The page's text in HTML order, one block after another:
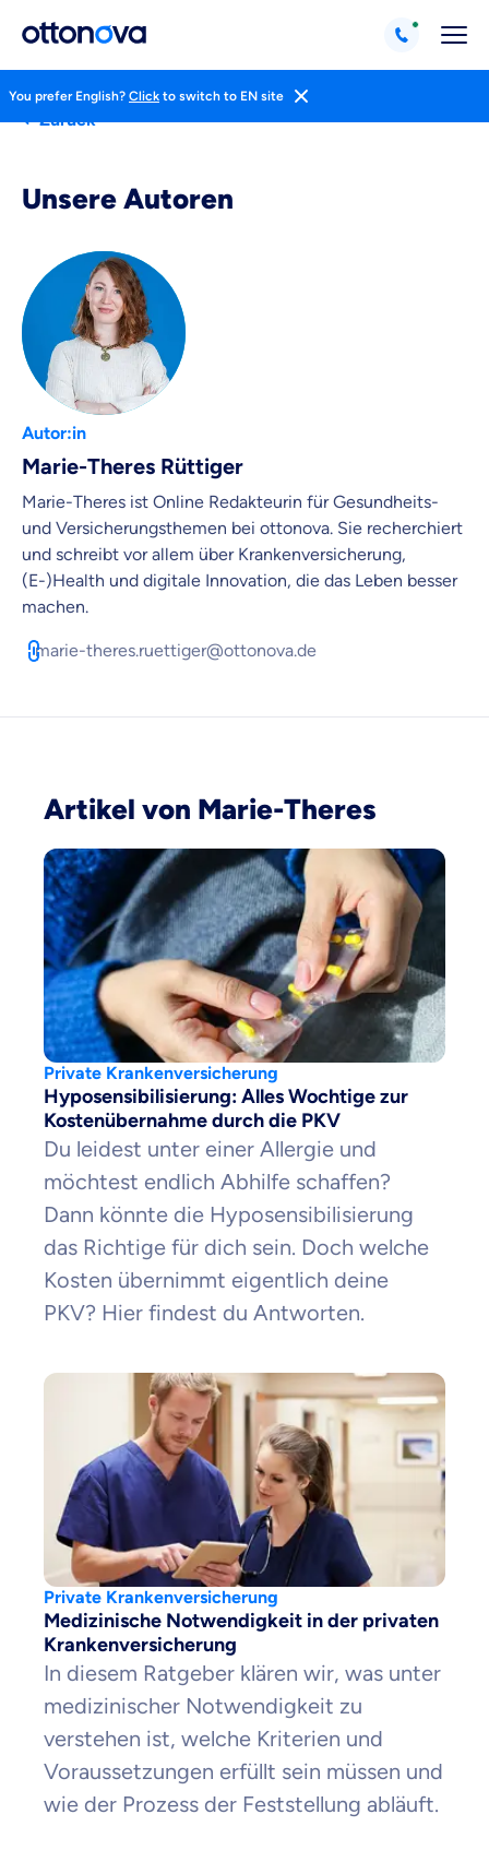
You prefer English? Click to switch to EN site
Zurück
Unsere Autoren
Autor:in
Marie-Theres Rüttiger
Marie-Theres ist Online Redakteurin für Gesundheits-
und Versicherungsthemen bei ottonova. Sie recherchiert
und schreibt vor allem über Krankenversicherung,
(E-)Health und digitale Innovation, die das Leben besser
machen.
marie-theres.ruettiger@ottonova.de
Artikel von Marie-Theres
Private Krankenversicherung
Hyposensibilisierung: Alles Wochtige zur
Kostenübernahme durch die PKV
Du leidest unter einer Allergie und
möchtest endlich Abhilfe schaffen?
Dann könnte die Hyposensibilisierung
das Richtige für dich sein. Doch welche
Kosten übernimmt eigentlich deine
PKV? Hier findest du Antworten.
Private Krankenversicherung
Medizinische Notwendigkeit in der privaten
Krankenversicherung
In diesem Ratgeber klären wir, was unter
medizinischer Notwendigkeit zu
verstehen ist, welche Kriterien und
Voraussetzungen erfüllt sein müssen und
wie der Prozess der Feststellung abläuft.
Weil es uns wichtig ist, dass
du dich gut beraten fühlst.
Wir möchten, dass du dich aus Überzeugung für
uns entscheidest.
Versicherungen zu verstehen
Versicherungsprodukt wählen
Krankenvoll
Beamten
Versicherung
Zahnzusatz
Versicherung
Krankenhaus
Versicherung
Mit dem Abschicken meiner Daten erkläre ich meineEinwilligung
Weiter zu deinen Informationen